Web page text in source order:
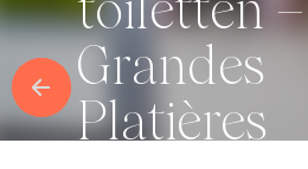
toiletten –
Grandes
Platières